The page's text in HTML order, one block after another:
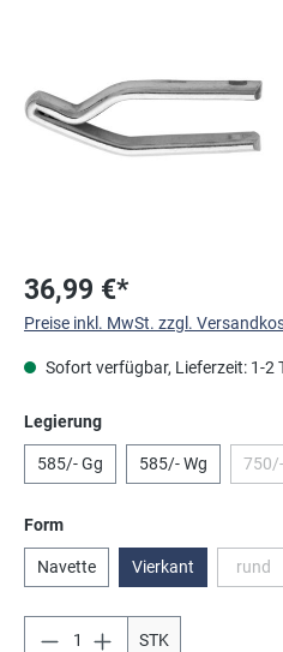
36,99 €*
Preise inkl. MwSt. zzgl.
Sofort verfügbar, Lieferzeit: 1-2
Legierungauswählen
585/- Gg 585/- Wg
Formauswählen
Navette Vierkant rund
STK